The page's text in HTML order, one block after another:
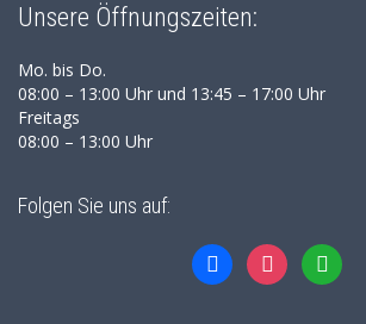
Unsere Öffnungszeiten:
Mo. bis Do.
08:00 – 13:00 Uhr und 13:45 – 17:00 Uhr
Freitags
08:00 – 13:00 Uhr
Folgen Sie uns auf:
facebookinstagramwhatsapp